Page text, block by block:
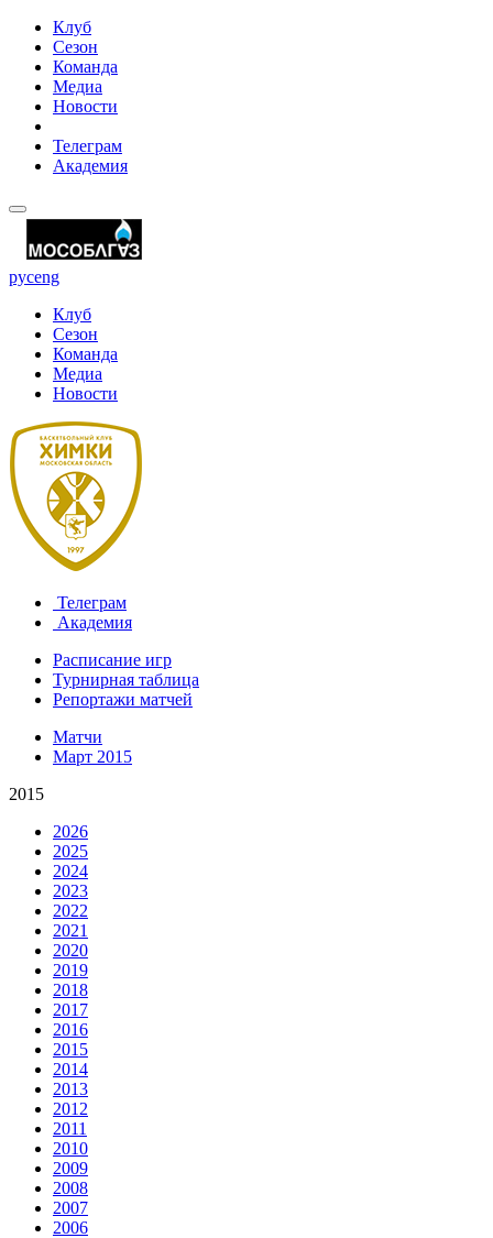
Клуб
Сезон
Команда
Медиа
Новости
Телеграм
Академия
русeng
Клуб
Сезон
Команда
Медиа
Новости
Телеграм
Академия
Расписание игр
Турнирная таблица
Репортажи матчей
Матчи
Март 2015
2015
2026
2025
2024
2023
2022
2021
2020
2019
2018
2017
2016
2015
2014
2013
2012
2011
2010
2009
2008
2007
2006